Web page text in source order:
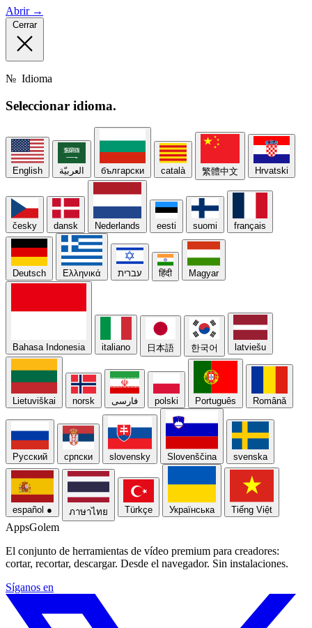
Abrir →
Cerrar
№ Idioma
Seleccionar idioma.
English العربيّة български català 繁體中文 Hrvatski
česky dansk Nederlands eesti suomi français
Deutsch Ελληνικά עברית हिंदी Magyar
Bahasa Indonesia italiano 日本語 한국어 latviešu
Lietuviškai norsk فارسی polski Português Română
Русский српски slovensky Slovenščina svenska
español ● ภาษาไทย Türkçe Українська Tiếng Việt
AppsGolem
El conjunto de herramientas de vídeo premium para creadores:
cortar, recortar, descargar. Desde el navegador. Sin instalaciones.
Síganos en